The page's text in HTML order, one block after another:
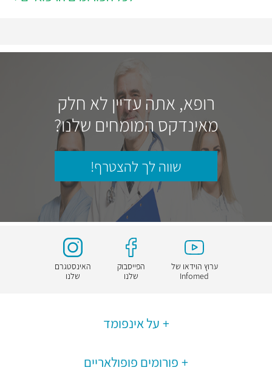
רופא, אתה עדיין לא חלק
מאינדקס המומחים שלנו?
שווה לך להצטרף!
ערוץ הוידאו של
Infomed
הפייסבוק
שלנו
האינסטגרם
שלנו
על אינפומד
פורומים פופולאריים